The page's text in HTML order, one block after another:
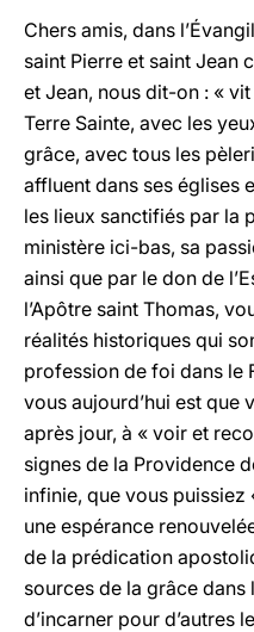
Chers amis, dans
saint Pierre et saint Jean
et Jean, nous dit-on : «
Terre Sainte, avec les
grâce, avec tous les
affluent dans ses églises
les lieux sanctifiés par la
ministère ici-bas, sa
ainsi que par le don de
l’Apôtre saint Thomas,
réalités historiques qui
profession de foi dans le
vous aujourd’hui est que
après jour, à « voir et
signes de la Providence
infinie, que vous
une espérance
de la prédication
sources de la grâce dans
d’incarner pour d’autres